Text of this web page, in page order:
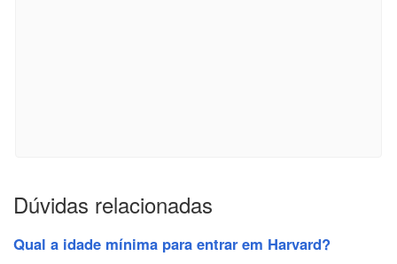
Dúvidas relacionadas
Qual a idade mínima para entrar em Harvard?